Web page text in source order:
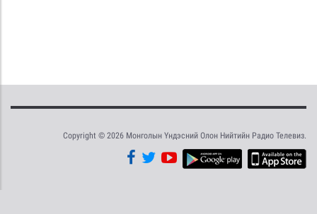
Copyright © 2026 Монголын Үндэсний Олон Нийтийн Радио Телевиз.